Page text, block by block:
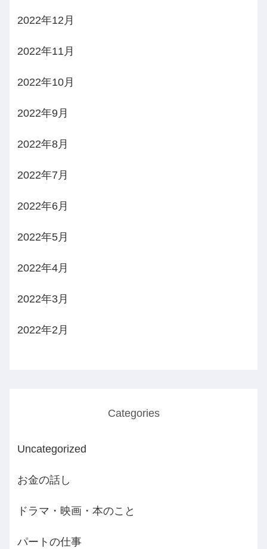
2022年12月
2022年11月
2022年10月
2022年9月
2022年8月
2022年7月
2022年6月
2022年5月
2022年4月
2022年3月
2022年2月
Categories
Uncategorized
お金の話し
ドラマ・映画・本のこと
パートの仕事